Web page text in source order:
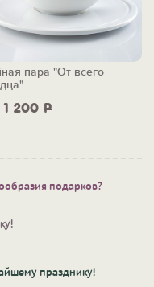
1 200 Р
пара "От всего
подарков?
празднику!